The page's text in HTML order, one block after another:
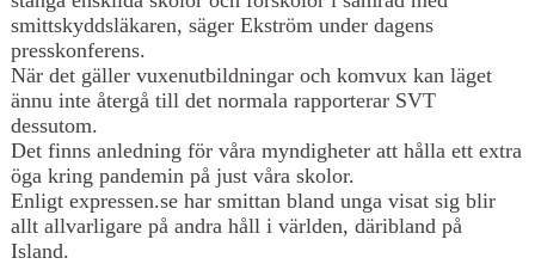
smittskyddsläkaren, säger Ekström under dagens
presskonferens.
När det gäller vuxenutbildningar och komvux kan läget
ännu inte återgå till det normala rapporterar SVT
dessutom.
Det finns anledning för våra myndigheter att hålla ett extra
öga kring pandemin på just våra skolor.
Enligt expressen.se har smittan bland unga visat sig blir
allt allvarligare på andra håll i världen, däribland på
Island.